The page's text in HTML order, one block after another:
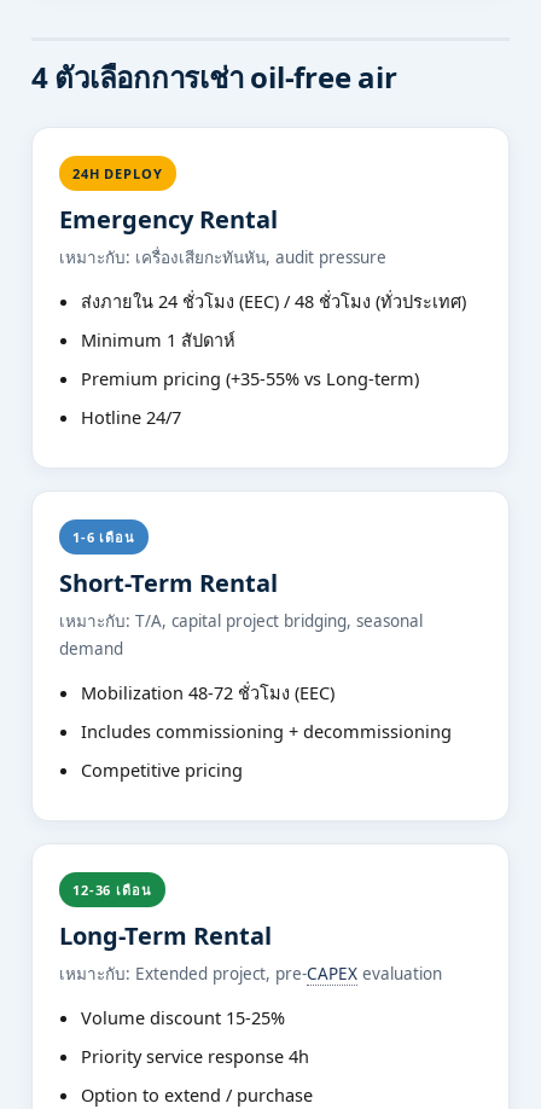
4 ตัวเลือกการเช่า oil-free air
24H DEPLOY
Emergency Rental
เหมาะกับ: เครื่องเสียกะทันหัน, audit pressure
ส่งภายใน 24 ชั่วโมง (EEC) / 48 ชั่วโมง (ทั่วประเทศ)
Minimum 1 สัปดาห์
Premium pricing (+35-55% vs Long-term)
Hotline 24/7
1-6 เดือน
Short-Term Rental
เหมาะกับ: T/A, capital project bridging, seasonal
demand
Mobilization 48-72 ชั่วโมง (EEC)
Includes commissioning + decommissioning
Competitive pricing
12-36 เดือน
Long-Term Rental
เหมาะกับ: Extended project, pre-CAPEXevaluation
Volume discount 15-25%
Priority service response 4h
Option to extend / purchase